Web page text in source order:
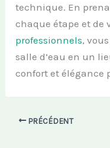
technique. En
chaque étape et de
professionnels,
salle d’eau en un
confort et élégance
PRÉCÉDENT